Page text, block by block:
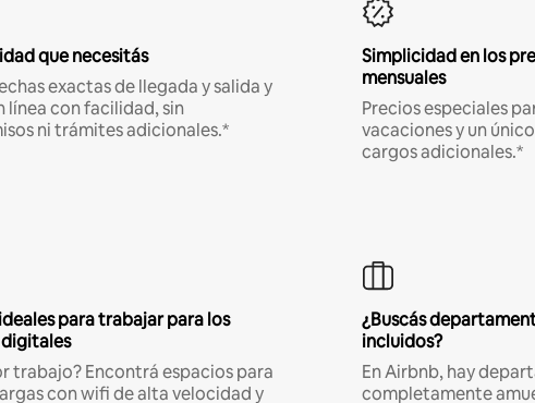
que necesitás
exactas de llegada y salida y
línea con facilidad, sin
ni trámites adicionales.*
Simplicidad en los
mensuales
Precios especiales
vacaciones y un
cargos adicionales.*
para trabajar para los
trabajo? Encontrá espacios para
con wifi de alta velocidad y
¿Buscás
incluidos?
En Airbnb, hay
completamente